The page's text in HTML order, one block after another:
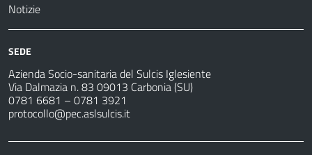
Notizie
SEDE
Azienda Socio-sanitaria del Sulcis Iglesiente
Via Dalmazia n. 83 09013 Carbonia (SU)
0781 6681 – 0781 3921
protocollo@pec.aslsulcis.it